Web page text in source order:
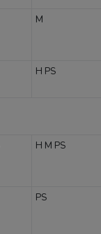
M
H PS
H M PS
PS